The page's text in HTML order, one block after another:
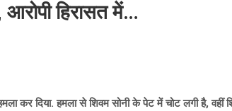
हिरासत में…
कर दिया. हमला से शिवम सोनी के पेट में चोट लगी है, वहीं